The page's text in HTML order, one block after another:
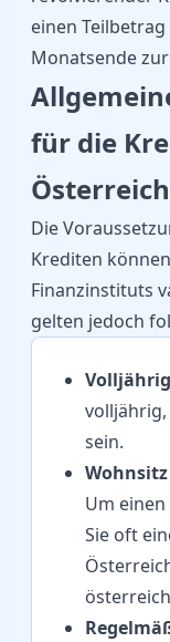
einen
Monatsende
für die
Österreich
Die
Krediten
Finanzinstituts
gelten jedoch
volljährig,
sein.
Um
Sie oft